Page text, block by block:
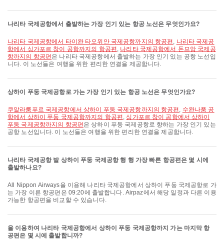
나리타 국제공항에서 출발하는 가장 인기 있는 항공 노선은 무엇인가요?
나리타 국제공항에서 타이완 타오위안 국제공항까지의 항공편 , 나리타 국제공
항에서 싱가포르 창이 공항까지의 항공편 , 나리타 국제공항에서 돈므앙 국제공
항까지의 항공편 은 나리타 국제공항에서 출발하는 가장 인기 있는 공항 노선입
니다. 이 노선들은 여행을 위한 편리한 연결을 제공합니다.
상하이 푸둥 국제공항로 가는 가장 인기 있는 항공 노선은 무엇인가요?
쿠알라룸푸르 국제공항에서 상하이 푸둥 국제공항까지의 항공편 , 수완나품 공
항에서 상하이 푸둥 국제공항까지의 항공편 , 싱가포르 창이 공항에서 상하이
푸둥 국제공항까지의 항공편 은 상하이 푸둥 국제공항로 향하는 가장 인기 있는
공항 노선입니다. 이 노선들은 여행을 위한 편리한 연결을 제공합니다.
나리타 국제공항 발 상하이 푸둥 국제공항 행 행 가장 빠른 항공편은 몇 시에
출발하나요?
All Nippon Airways을 이용해 나리타 국제공항에서 상하이 푸둥 국제공항로 가
는 가장 이른 항공편은 09:20에 출발합니다. Airpaz에서 해당 일정과 다른 이용
가능한 항공편을 비교할 수 있습니다.
을 이용하여 나리타 국제공항에서 상하이 푸둥 국제공항까지 가는 마지막 항
공편은 몇 시에 출발합니까?